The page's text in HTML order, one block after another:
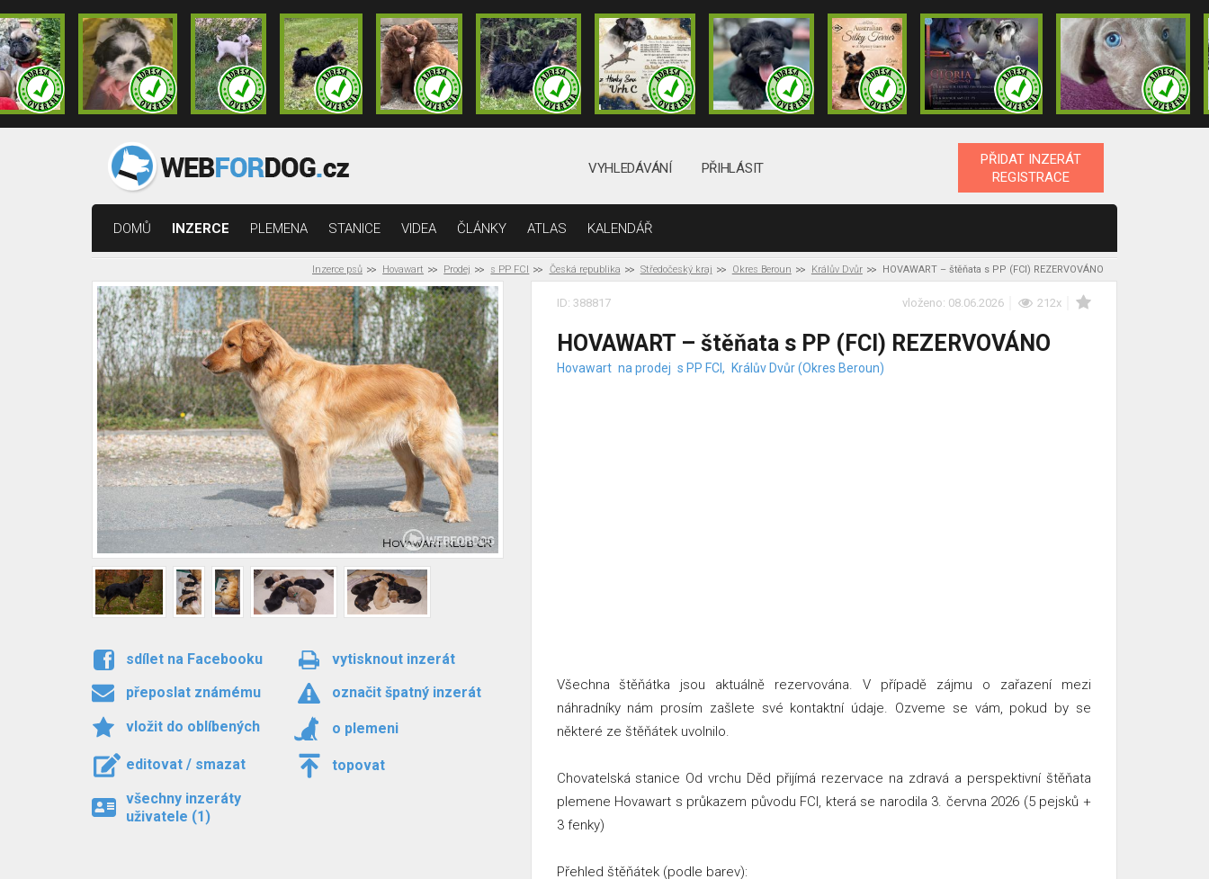
VYHLEDÁVÁNÍ PŘIHLÁSIT
PŘIDAT INZERÁT
REGISTRACE
DOMŮ INZERCE PLEMENA STANICE VIDEA ČLÁNKY ATLAS KALENDÁŘ
Inzerce psů Hovawart Prodej s PP FCI Česká republika Středočeský kraj Okres Beroun Králův Dvůr HOVAWART – štěňata s PP (FCI) REZERVOVÁNO
sdílet na Facebooku
vytisknout inzerát
přeposlat známému
označit špatný inzerát
vložit do oblíbených
o plemeni
editovat / smazat
topovat
všechny inzeráty
uživatele (1)
ID: 388817 vloženo: 08.06.2026 212x
HOVAWART – štěňata s PP (FCI) REZERVOVÁNO
Hovawart na prodej s PP FCI, Králův Dvůr (Okres Beroun)
Všechna štěňátka jsou aktuálně rezervována. V případě zájmu o zařazení mezi
náhradníky nám prosím zašlete své kontaktní údaje. Ozveme se vám, pokud by se
některé ze štěňátek uvolnilo.
Chovatelská stanice Od vrchu Děd přijímá rezervace na zdravá a perspektivní štěňata
plemene Hovawart s průkazem původu FCI, která se narodila 3. června 2026 (5 pejsků +
3 fenky)
Přehled štěňátek (podle barev):